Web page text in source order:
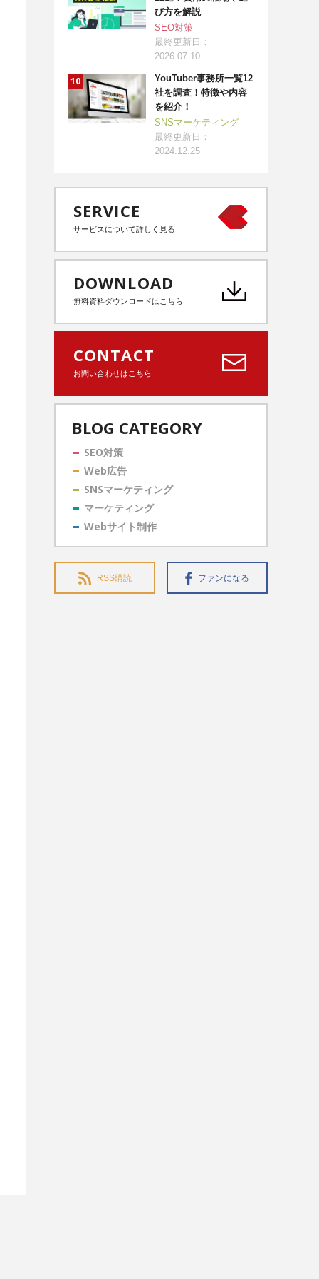
び方を解説
SEO対策
最終更新日：
2026.07.10
YouTuber事務所一覧12
社を調査！特徴や内容
を紹介！
SNSマーケティング
最終更新日：
2024.12.25
SERVICE
サービスについて詳しく見る
DOWNLOAD
無料資料ダウンロードはこちら
CONTACT
お問い合わせはこちら
BLOG CATEGORY
SEO対策
Web広告
SNSマーケティング
マーケティング
Webサイト制作
RSS購読 ファンになる